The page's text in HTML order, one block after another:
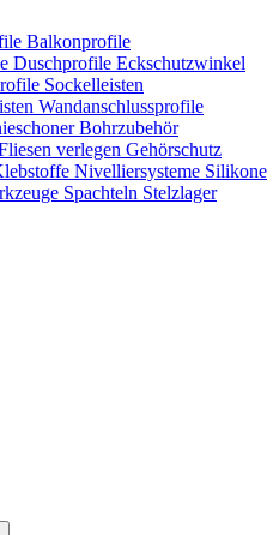
Balkonprofile
Duschprofile Eckschutzwinkel
Sockelleisten
Wandanschlussprofile
Bohrzubehör
verlegen Gehörschutz
Nivelliersysteme Silikone
Spachteln Stelzlager